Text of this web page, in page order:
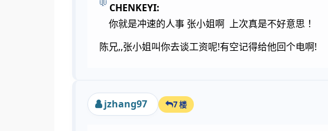
CHENKEYI:
你就是冲速的人事 张小姐啊 上次真是不好意思 ！
陈兄,,张小姐叫你去谈工资呢!有空记得给他回个电啊!
jzhang97 7 楼